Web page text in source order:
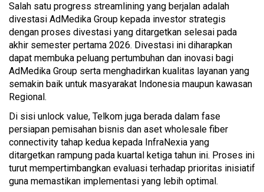
Salah satu progress streamlining yang berjalan adalah
divestasi AdMedika Group kepada investor strategis
dengan proses divestasi yang ditargetkan selesai pada
akhir semester pertama 2026. Divestasi ini diharapkan
dapat membuka peluang pertumbuhan dan inovasi bagi
AdMedika Group serta menghadirkan kualitas layanan yang
semakin baik untuk masyarakat Indonesia maupun kawasan
Regional.
Di sisi unlock value, Telkom juga berada dalam fase
persiapan pemisahan bisnis dan aset wholesale fiber
connectivity tahap kedua kepada InfraNexia yang
ditargetkan rampung pada kuartal ketiga tahun ini. Proses ini
turut mempertimbangkan evaluasi terhadap prioritas inisiatif
guna memastikan implementasi yang lebih optimal.